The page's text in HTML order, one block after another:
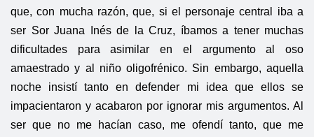
que, con mucha razón, que, si el personaje central iba a
ser Sor Juana Inés de la Cruz, íbamos a tener muchas
dificultades para asimilar en el argumento al oso
amaestrado y al niño oligofrénico. Sin embargo, aquella
noche insistí tanto en defender mi idea que ellos se
impacientaron y acabaron por ignorar mis argumentos. Al
ser que no me hacían caso, me ofendí tanto, que me